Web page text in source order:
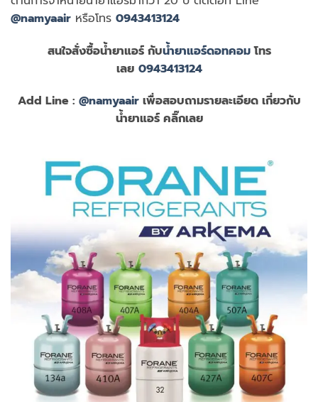
@namyaair หรือโทร 0943413124
สนใจสั่งซื้อน้ำยาแอร์ กับน้ำยาแอร์ดอทคอมโทร
เลย 0943413124
Add Line : @namyaairเพื่อสอบถามรายละเอียด เกี่ยวกับ
น้ำยาแอร์ คลิ๊กเลย